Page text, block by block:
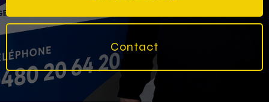
Contact